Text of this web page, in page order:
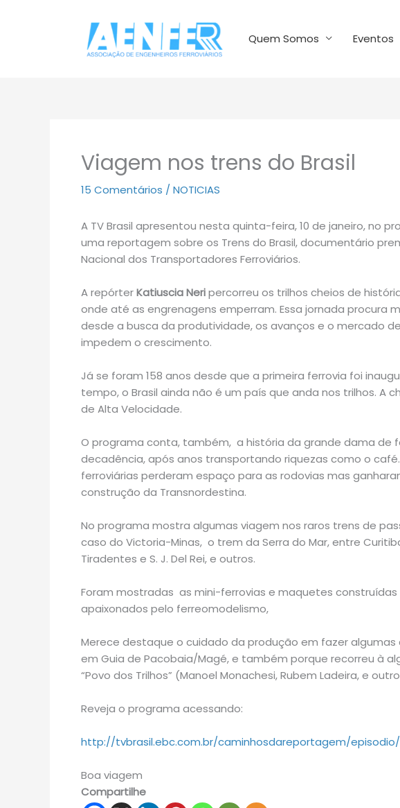
Quem Somos Eventos
Viagem nos trens do Brasil
15 Comentários / NOTICIAS
A TV Brasil apresentou nesta quinta-feira, 10 de janeiro, no
uma reportagem sobre os Trens do Brasil, documentário
Nacional dos Transportadores Ferroviários.
A repórterKatiuscia Neripercorreu os trilhos cheios de
onde até as engrenagens emperram. Essa jornada procura
desde a busca da produtividade, os avanços e o mercado
impedem o crescimento.
Já se foram 158 anos desde que a primeira ferrovia foi
tempo, o Brasil ainda não é um país que anda nos trilhos. A
de Alta Velocidade.
O programa conta, também, a história da grande dama de
decadência, após anos transportando riquezas como o
ferroviárias perderam espaço para as rodovias mas
construção da Transnordestina.
No programa mostra algumas viagem nos raros trens de
caso do Victoria-Minas, o trem da Serra do Mar, entre
Tiradentes e S. J. Del Rei, e outros.
Foram mostradas as mini-ferrovias e maquetes
apaixonados pelo ferreomodelismo,
Merece destaque o cuidado da produção em fazer algumas
em Guia de Pacobaia/Magé, e também porque recorreu à
“Povo dos Trilhos” (Manoel Monachesi, Rubem Ladeira, e
Reveja o programa acessando:
http://tvbrasil.ebc.com.br/caminhosdareportagem/
Boa viagem
Compartilhe